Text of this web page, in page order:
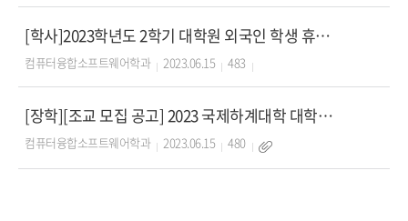
[학사]2023학년도 2학기 대학원 외국인 학생 휴/복학 신청 안내
컴퓨터융합소프트웨어학과 2023.06.15 483
[장학][조교 모집 공고] 2023 국제하계대학 대학원 프로그램 조교(TA) 모집
컴퓨터융합소프트웨어학과 2023.06.15 480